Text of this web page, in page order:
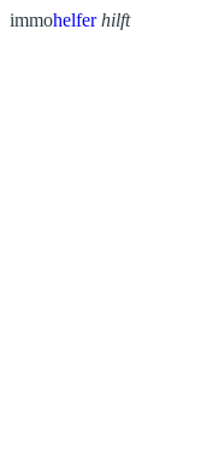
immohelfer hilft